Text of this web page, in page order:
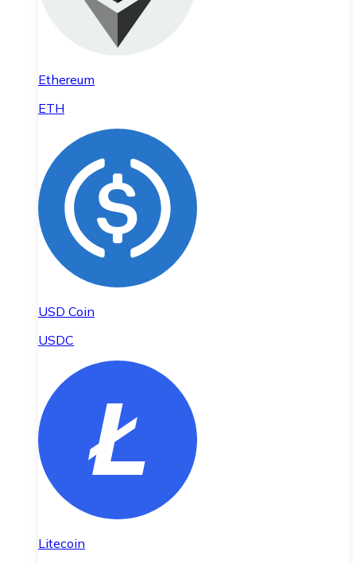
Ethereum
ETH
USD Coin
USDC
Litecoin